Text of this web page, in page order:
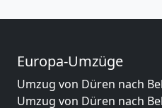
Europa-Umzüge
Umzug von Düren nach
Umzug von Düren nach